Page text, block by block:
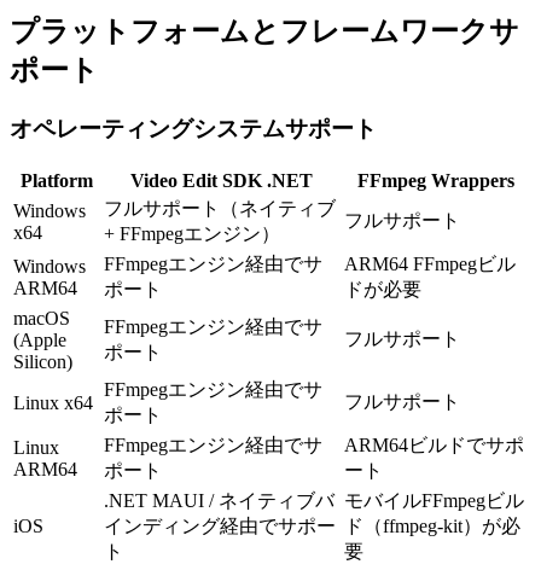
プラットフォームとフレームワークサ
ポート
オペレーティングシステムサポート
Platform Video Edit SDK .NET
FFmpeg Wrappers
Windows
x64
フルサポート（ネイティブ
+ FFmpegエンジン）
フルサポート
Windows
ARM64
FFmpegエンジン経由でサ
ポート
ARM64 FFmpegビル
ドが必要
macOS
(Apple
Silicon)
FFmpegエンジン経由でサ
ポート
フルサポート
Linux x64
FFmpegエンジン経由でサ
ポート
フルサポート
Linux
ARM64
FFmpegエンジン経由でサ
ポート
ARM64ビルドでサポ
ート
iOS
.NET MAUI / ネイティブバ
インディング経由でサポー
ト
モバイルFFmpegビル
ド（ffmpeg-kit）が必
要